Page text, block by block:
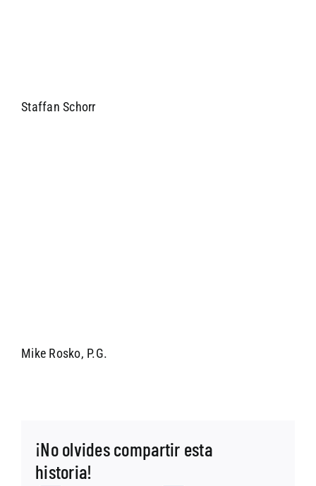
Staffan Schorr
Mike Rosko, P.G.
¡No olvides compartir esta
historia!